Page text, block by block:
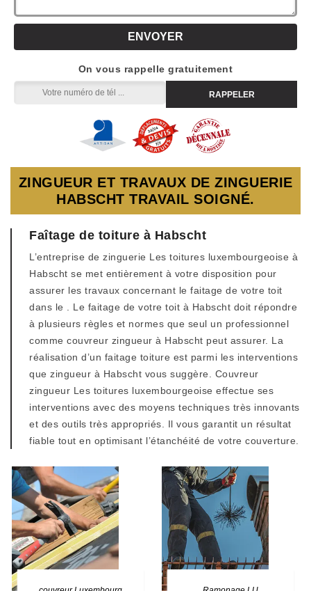
On vous rappelle gratuitement
ZINGUEUR ET TRAVAUX DE ZINGUERIE
HABSCHT TRAVAIL SOIGNÉ.
Faîtage de toiture à Habscht
L’entreprise de zinguerie Les toitures luxembourgeoise à
Habscht se met entièrement à votre disposition pour
assurer les travaux concernant le faitage de votre toit
dans le . Le faitage de votre toit à Habscht doit répondre
à plusieurs règles et normes que seul un professionnel
comme couvreur zingueur à Habscht peut assurer. La
réalisation d’un faitage toiture est parmi les interventions
que zingueur à Habscht vous suggère. Couvreur
zingueur Les toitures luxembourgeoise effectue ses
interventions avec des moyens techniques très innovants
et des outils très appropriés. Il vous garantit un résultat
fiable tout en optimisant l’étanchéité de votre couverture.